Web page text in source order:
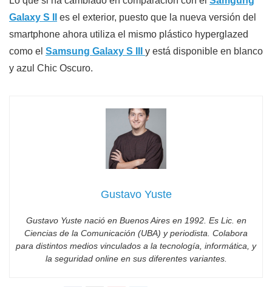
Galaxy S II
es el exterior, puesto que la nueva versión del
smartphone ahora utiliza el mismo plástico hyperglazed
como el Samsung Galaxy S III y está disponible en blanco
y azul Chic Oscuro.
Gustavo Yuste
Gustavo Yuste nació en Buenos Aires en 1992. Es Lic. en
Ciencias de la Comunicación (UBA) y periodista. Colabora
para distintos medios vinculados a la tecnología, informática, y
la seguridad online en sus diferentes variantes.